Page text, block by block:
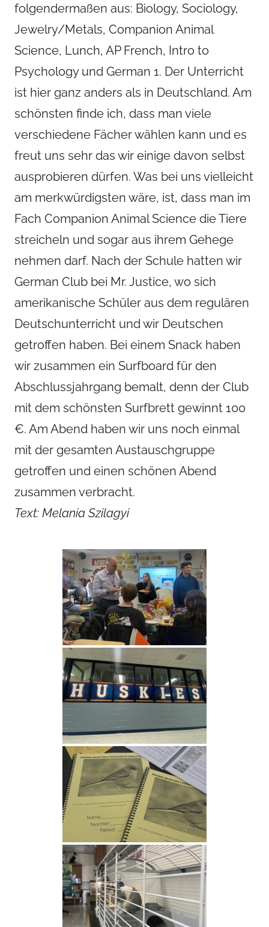
folgendermaßen aus: Biology, Sociology,
Jewelry/Metals, Companion Animal
Science, Lunch, AP French, Intro to
Psychology und German 1. Der Unterricht
ist hier ganz anders als in Deutschland. Am
schönsten finde ich, dass man viele
verschiedene Fächer wählen kann und es
freut uns sehr das wir einige davon selbst
ausprobieren dürfen. Was bei uns vielleicht
am merkwürdigsten wäre, ist, dass man im
Fach Companion Animal Science die Tiere
streicheln und sogar aus ihrem Gehege
nehmen darf. Nach der Schule hatten wir
German Club bei Mr. Justice, wo sich
amerikanische Schüler aus dem regulären
Deutschunterricht und wir Deutschen
getroffen haben. Bei einem Snack haben
wir zusammen ein Surfboard für den
Abschlussjahrgang bemalt, denn der Club
mit dem schönsten Surfbrett gewinnt 100
€. Am Abend haben wir uns noch einmal
mit der gesamten Austauschgruppe
getroffen und einen schönen Abend
zusammen verbracht.
Text: Melania Szilagyi